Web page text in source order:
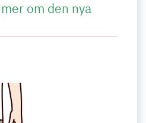
om den nya